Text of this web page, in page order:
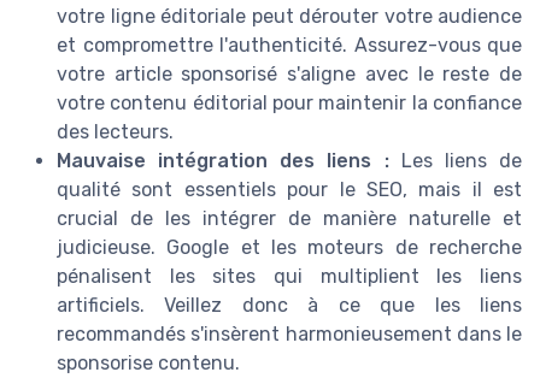
votre ligne éditoriale peut dérouter votre audience
et compromettre l'authenticité. Assurez-vous que
votre article sponsorisé s'aligne avec le reste de
votre contenu éditorial pour maintenir la confiance
des lecteurs.
Mauvaise intégration des liens :Les liens de
qualité sont essentiels pour le SEO, mais il est
crucial de les intégrer de manière naturelle et
judicieuse. Google et les moteurs de recherche
pénalisent les sites qui multiplient les liens
artificiels. Veillez donc à ce que les liens
recommandés s'insèrent harmonieusement dans le
sponsorise contenu.